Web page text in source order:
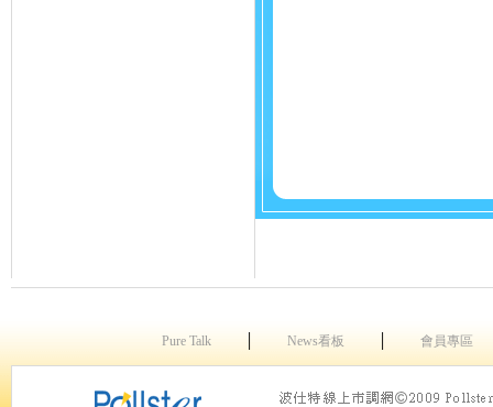
Pure Talk News看板 會員專區